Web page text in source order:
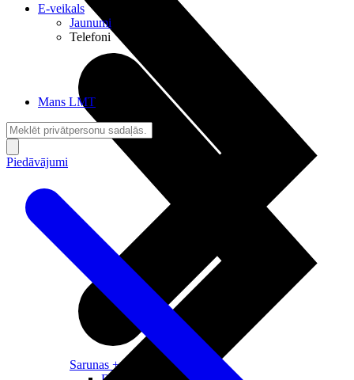
Sarunas + Internets
E-veikals
Jaunumi
Telefoni
Mans LMT
Piedāvājumi